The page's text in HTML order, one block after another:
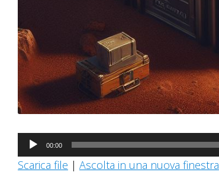
Audio
Player
00:00
Scarica file | Ascolta in una nuova finestra